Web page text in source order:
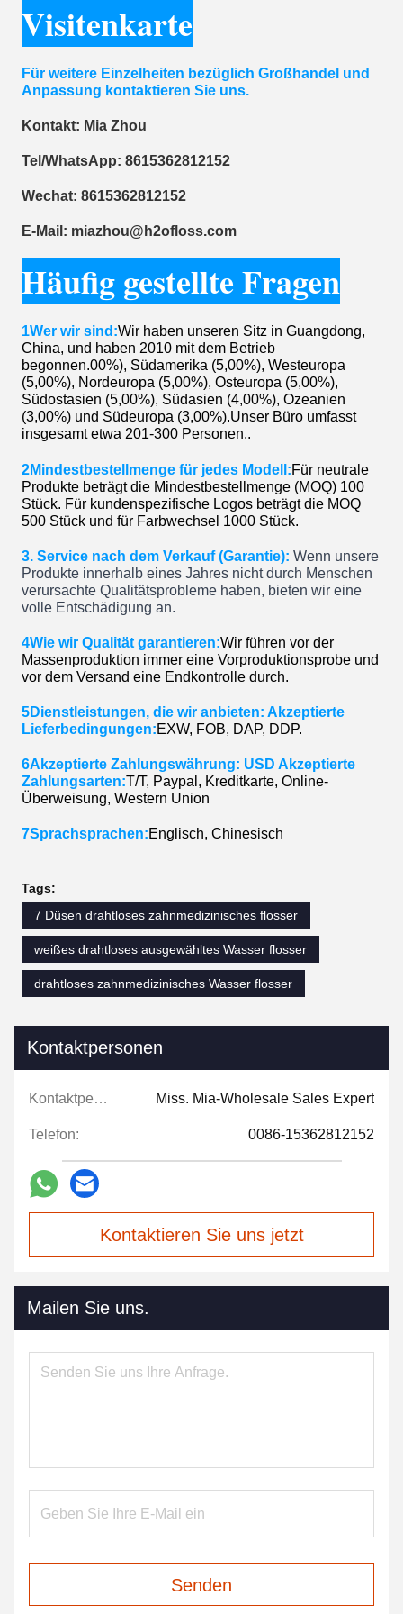
Visitenkarte
Für weitere Einzelheiten bezüglich Großhandel und
Anpassung kontaktieren Sie uns.
Kontakt: Mia Zhou
Tel/WhatsApp: 8615362812152
Wechat: 8615362812152
E-Mail: miazhou@h2ofloss.com
Häufig gestellte Fragen
1Wer wir sind:Wir haben unseren Sitz in Guangdong,
China, und haben 2010 mit dem Betrieb
begonnen.00%), Südamerika (5,00%), Westeuropa
(5,00%), Nordeuropa (5,00%), Osteuropa (5,00%),
Südostasien (5,00%), Südasien (4,00%), Ozeanien
(3,00%) und Südeuropa (3,00%).Unser Büro umfasst
insgesamt etwa 201-300 Personen..
2Mindestbestellmenge für jedes Modell:Für neutrale
Produkte beträgt die Mindestbestellmenge (MOQ) 100
Stück. Für kundenspezifische Logos beträgt die MOQ
500 Stück und für Farbwechsel 1000 Stück.
3. Service nach dem Verkauf (Garantie): Wenn unsere
Produkte innerhalb eines Jahres nicht durch Menschen
verursachte Qualitätsprobleme haben, bieten wir eine
volle Entschädigung an.
4Wie wir Qualität garantieren:Wir führen vor der
Massenproduktion immer eine Vorproduktionsprobe und
vor dem Versand eine Endkontrolle durch.
5Dienstleistungen, die wir anbieten: Akzeptierte
Lieferbedingungen:EXW, FOB, DAP, DDP.
6Akzeptierte Zahlungswährung: USD Akzeptierte
Zahlungsarten:T/T, Paypal, Kreditkarte, Online-
Überweisung, Western Union
7Sprachsprachen:Englisch, Chinesisch
Tags:
7 Düsen drahtloses zahnmedizinisches flosser
weißes drahtloses ausgewähltes Wasser flosser
drahtloses zahnmedizinisches Wasser flosser
Kontaktpersonen
Kontaktpersonen: Miss. Mia-Wholesale Sales Expert
Telefon: 0086-15362812152
Kontaktieren Sie uns jetzt
Mailen Sie uns.
Senden